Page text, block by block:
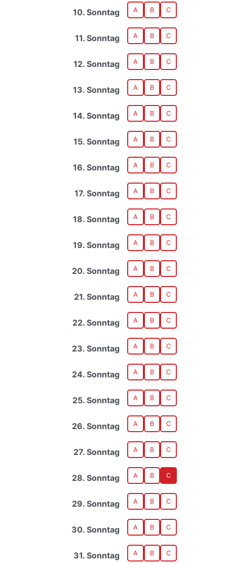
10. Sonntag A B C
11. Sonntag A B C
12. Sonntag A B C
13. Sonntag A B C
14. Sonntag A B C
15. Sonntag A B C
16. Sonntag A B C
17. Sonntag A B C
18. Sonntag A B C
19. Sonntag A B C
20. Sonntag A B C
21. Sonntag A B C
22. Sonntag A B C
23. Sonntag A B C
24. Sonntag A B C
25. Sonntag A B C
26. Sonntag A B C
27. Sonntag A B C
28. Sonntag A B C
29. Sonntag A B C
30. Sonntag A B C
31. Sonntag A B C